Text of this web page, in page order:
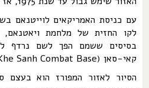
עם כניסת האמריקאים לוייטנאם
לקו החזית של מלחמת ויאטנאם,
בסיסים ששמם הפך לשם נרדף
קאי-סאן (Khe Sanh Combat Base).
הסיור לאזור המפורז הוא בעצם